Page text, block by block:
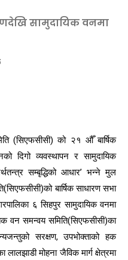
सामुदायिक वनमा
(सिएफसीसी) को २१ औँ बार्षिक
दिगो व्यवस्थापन र सामुदायिक
सम्बृद्धिको आधार’ भन्ने मुल
बार्षिक साधारण सभा
६ सिहपुर सामुदायिक वनमा
वन समन्वय समिति(सिएफसीसी)का
सरक्षण, उपभोक्ताको हक
मोहना जैविक मार्ग क्षेत्रमा